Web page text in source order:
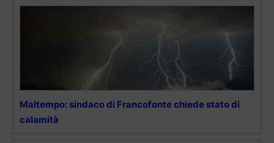
Maltempo: sindaco di Francofonte chiede stato di
calamità